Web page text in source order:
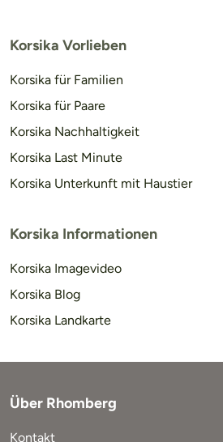
Korsika Vorlieben
Korsika für Familien
Korsika für Paare
Korsika Nachhaltigkeit
Korsika Last Minute
Korsika Unterkunft mit Haustier
Korsika Informationen
Korsika Imagevideo
Korsika Blog
Korsika Landkarte
Über Rhomberg
Kontakt